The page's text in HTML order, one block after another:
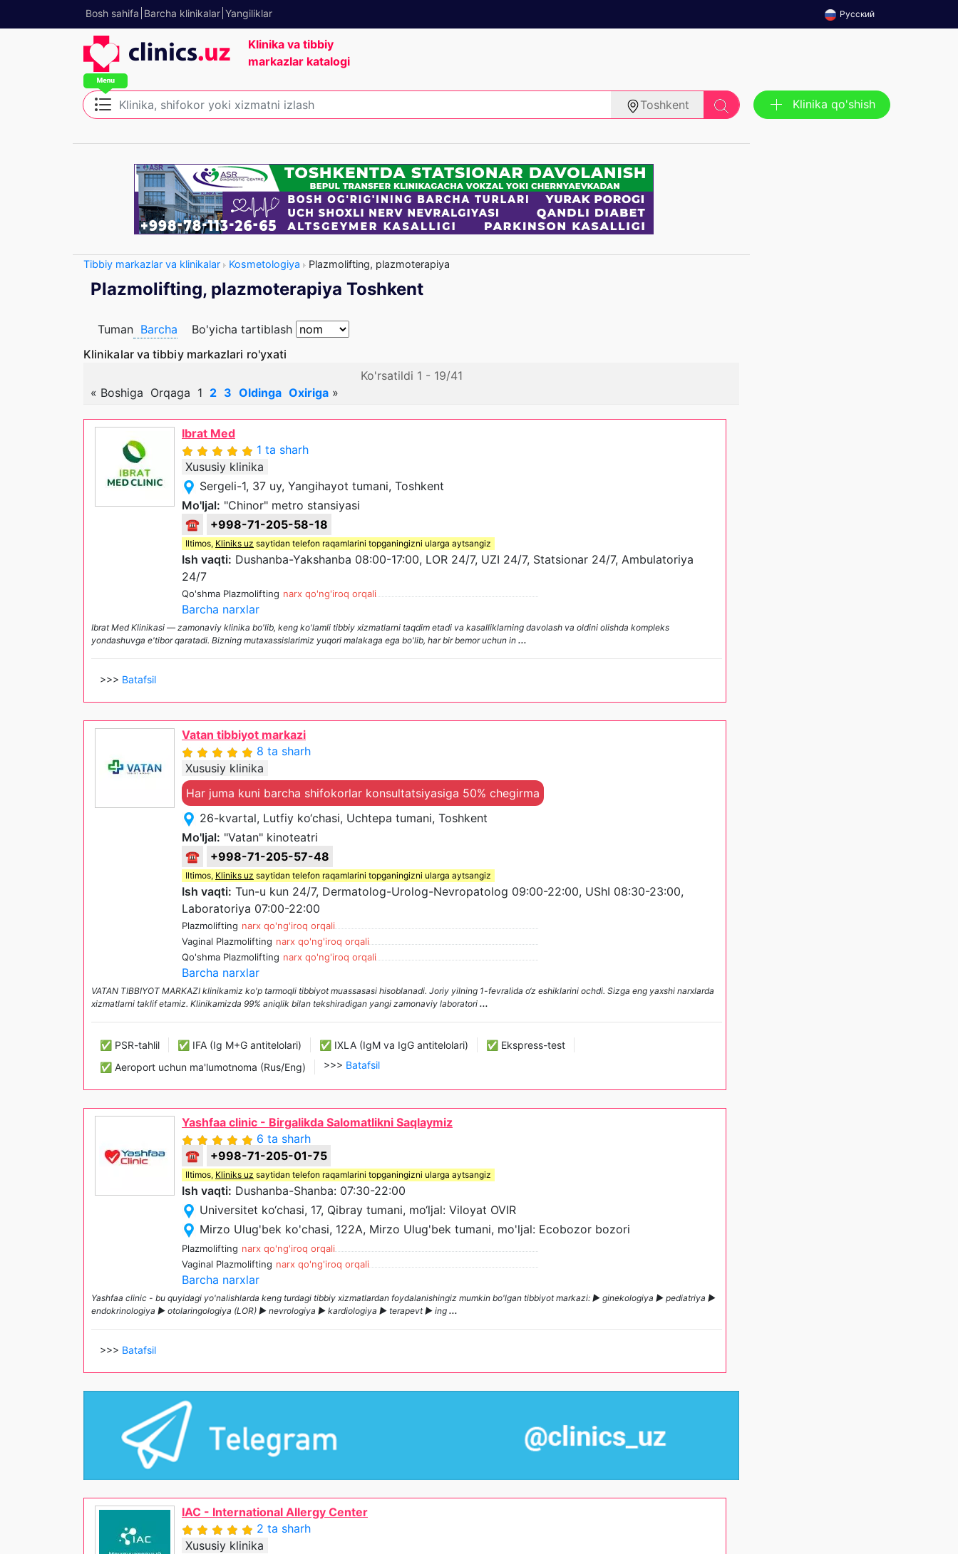
Bosh sahifa Barcha klinikalar Yangiliklar Русский
Klinika va tibbiy
markazlar katalogi
Toshkent Klinika qo'shish
Tibbiy markazlar va klinikalar Kosmetologiya Plazmolifting, plazmoterapiya
Plazmolifting, plazmoterapiya Toshkent
Tuman Barcha
Bo'yicha tartiblash
Klinikalar va tibbiy markazlari ro'yxati
Ko'rsatildi 1 - 19/41
« Boshiga Orqaga 1 2 3 Oldinga Oxiriga »
Ibrat Med
1 ta sharh
Xususiy klinika
Sergeli-1, 37 uy, Yangihayot tumani, Toshkent
Mo'ljal: "Chinor" metro stansiyasi
☎
+998-71-205-58-18
Iltimos, Kliniks uz saytidan telefon raqamlarini topganingizni ularga aytsangiz
Ish vaqti: Dushanba-Yakshanba 08:00-17:00, LOR 24/7, UZI 24/7, Statsionar 24/7, Ambulatoriya
24/7
Qo'shma Plazmolifting narx qo'ng'iroq orqali
Barcha narxlar
Ibrat Med Klinikasi — zamonaviy klinika bo'lib, keng ko'lamli tibbiy xizmatlarni taqdim etadi va kasalliklarning davolash va oldini olishda kompleks
yondashuvga e'tibor qaratadi. Bizning mutaxassislarimiz yuqori malakaga ega bo'lib, har bir bemor uchun in ...
>>> Batafsil
Vatan tibbiyot markazi
8 ta sharh
Xususiy klinika
Har juma kuni barcha shifokorlar konsultatsiyasiga 50% chegirma
26-kvartal, Lutfiy ko‘chasi, Uchtepa tumani, Toshkent
Mo'ljal: "Vatan" kinoteatri
☎
+998-71-205-57-48
Iltimos, Kliniks uz saytidan telefon raqamlarini topganingizni ularga aytsangiz
Ish vaqti: Tun-u kun 24/7, Dermatolog-Urolog-Nevropatolog 09:00-22:00, UShI 08:30-23:00,
Laboratoriya 07:00-22:00
Plazmolifting narx qo'ng'iroq orqali
Vaginal Plazmolifting narx qo'ng'iroq orqali
Qo'shma Plazmolifting narx qo'ng'iroq orqali
Barcha narxlar
VATAN TIBBIYOT MARKAZI klinikamiz ko'p tarmoqli tibbiyot muassasasi hisoblanadi. Joriy yilning 1-fevralida o‘z eshiklarini ochdi. Sizga eng yaxshi narxlarda
xizmatlarni taklif etamiz. Klinikamizda 99% aniqlik bilan tekshiradigan yangi zamonaviy laboratori ...
✅ PSR-tahlil ✅ IFA (Ig M+G antitelolari) ✅ IXLA (IgM va IgG antitelolari)
✅ Ekspress-test
✅ Aeroport uchun ma'lumotnoma (Rus/Eng)
>>> Batafsil
Yashfaa clinic - Birgalikda Salomatlikni Saqlaymiz
6 ta sharh
☎
+998-71-205-01-75
Iltimos, Kliniks uz saytidan telefon raqamlarini topganingizni ularga aytsangiz
Ish vaqti: Dushanba-Shanba: 07:30-22:00
Universitet ko‘chasi, 17, Qibray tumani, mo‘ljal: Viloyat OVIR
Mirzo Ulug'bek ko'chasi, 122A, Mirzo Ulug'bek tumani, mo'ljal: Ecobozor bozori
Plazmolifting narx qo'ng'iroq orqali
Vaginal Plazmolifting narx qo'ng'iroq orqali
Barcha narxlar
Yashfaa clinic - bu quyidagi yo'nalishlarda keng turdagi tibbiy xizmatlardan foydalanishingiz mumkin bo'lgan tibbiyot markazi: ► ginekologiya ► pediatriya ►
endokrinologiya ► otolaringologiya (LOR) ► nevrologiya ► kardiologiya ► terapevt ► ing ...
>>> Batafsil
IAC - International Allergy Center
2 ta sharh
Xususiy klinika